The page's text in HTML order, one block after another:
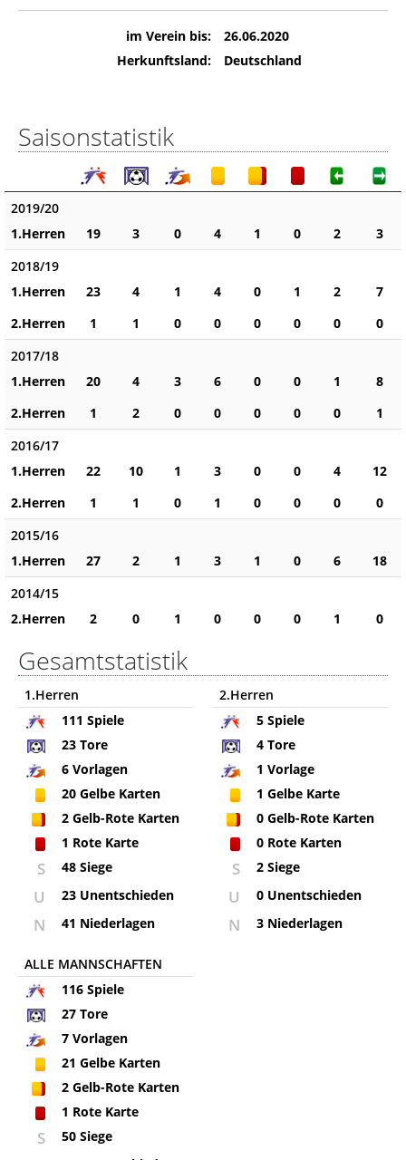
im Verein bis:
26.06.2020
Herkunftsland:
Deutschland
Saisonstatistik
2019/20
1.Herren
19 3 0 4 1 0 2
3
2018/19
1.Herren
23 4 1 4 0 1 2
7
2.Herren
1 1 0 0 0 0 0
0
2017/18
1.Herren
20 4 3 6 0 0 1
8
2.Herren
1 2 0 0 0 0 0
1
2016/17
1.Herren
22 10 1 3 0 0 4
12
2.Herren
1 1 0 1 0 0 0
0
2015/16
1.Herren
27 2 1 3 1 0 6
18
2014/15
2.Herren
2 0 1 0 0 0 1 0
Gesamtstatistik
1.Herren
111 Spiele
23 Tore
6 Vorlagen
20 Gelbe Karten
2 Gelb-Rote Karten
1 Rote Karte
S 48 Siege
U 23 Unentschieden
N 41 Niederlagen
2.Herren
5Spiele
4Tore
1 Vorlage
1 Gelbe Karte
0Gelb-Rote Karten
0Rote Karten
S 2 Siege
U 0 Unentschieden
N 3 Niederlagen
ALLE MANNSCHAFTEN
116 Spiele
27 Tore
7 Vorlagen
21 Gelbe Karten
2 Gelb-Rote Karten
1 Rote Karte
S 50 Siege